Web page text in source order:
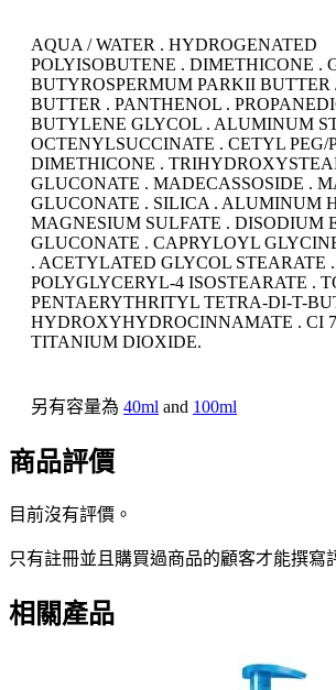
AQUA / WATER . HYDROGENATED
POLYISOBUTENE . DIMETHICONE .
BUTYROSPERMUM PARKII BUTTER
BUTTER . PANTHENOL .
BUTYLENE GLYCOL . ALUMINUM
OCTENYLSUCCINATE . CETYL PEG/
DIMETHICONE .
GLUCONATE . MADECASSOSIDE .
GLUCONATE . SILICA . ALUMINUM
MAGNESIUM SULFATE . DISODIUM
GLUCONATE . CAPRYLOYL
. ACETYLATED GLYCOL STEARATE .
POLYGLYCERYL-4 ISOSTEARATE .
PENTAERYTHRITYL TETRA-DI-T-
HYDROXYHYDROCINNAMATE . CI
TITANIUM DIOXIDE.
另有容量為 40ml and 100ml
商品評價
目前沒有評價。
只有註冊並且購買過商品的顧客才能撰寫
相關產品